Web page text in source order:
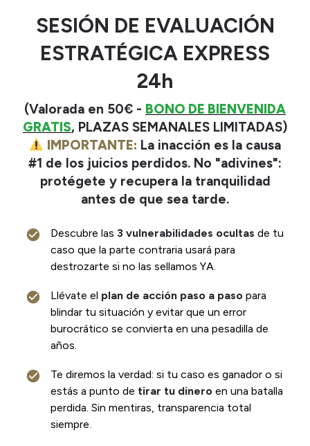
SESIÓN DE EVALUACIÓN
ESTRATÉGICA EXPRESS
24h
(Valorada en 50€ - BONO DE BIENVENIDA
GRATIS, PLAZAS SEMANALES LIMITADAS)
IMPORTANTE: La inacción es la causa
#1 de los juicios perdidos. No "adivines":
protégete y recupera la tranquilidad
antes de que sea tarde.
Descubre las 3 vulnerabilidades ocultas de tu
caso que la parte contraria usará para
destrozarte si no las sellamos YA.
Llévate el plan de acción paso a paso para
blindar tu situación y evitar que un error
burocrático se convierta en una pesadilla de
años.
Te diremos la verdad: si tu caso es ganador o si
estás a punto de tirar tu dinero en una batalla
perdida. Sin mentiras, transparencia total
siempre.